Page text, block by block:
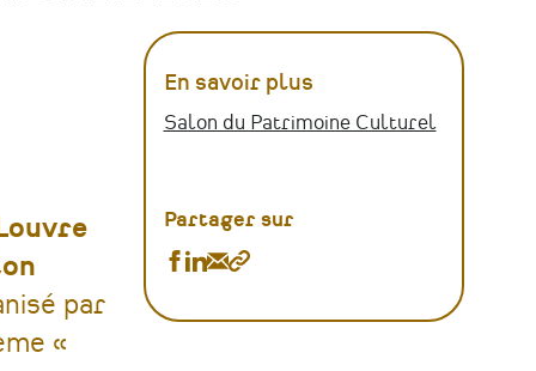
par
«
En savoir plus
Salon du Patrimoine Culturel
Partager sur
Partager
Partager
Partager
Copier